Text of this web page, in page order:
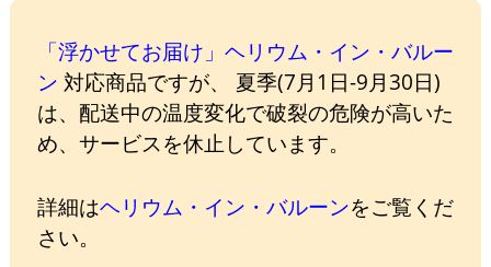
「浮かせてお届け」ヘリウム・イン・バルー
ン 対応商品ですが、 夏季(7月1日-9月30日)
は、配送中の温度変化で破裂の危険が高いた
め、サービスを休止しています。
詳細はヘリウム・イン・バルーンをご覧くだ
さい。